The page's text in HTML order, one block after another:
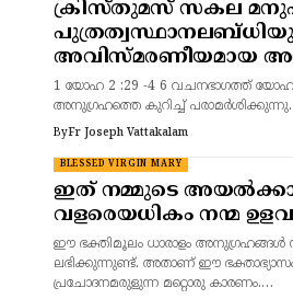
ക്രിസ്തുമസ് സകല
അവിസ്മരണീയമായ
1 യോഹ 2 :29 -4 6 വചനഭാഗത്ത്
അനുഗ്രഹത്തെ കുറിച്ച് പരാമർശിക്കുന്നു.
ByFr Joseph Vattakalam
BLESSED VIRGIN MARY
ഇത് നമ്മുടെ
വളരെയധികം നന്മ
ഈ ഭക്തിമൂലം ധാരാളം അനുഗ്രഹങ്ങൾ
ലഭിക്കുന്നുണ്ട്. അതാണ് ഈ
പ്രചോദനമരുളുന്ന മറ്റൊരു കാരണം.…